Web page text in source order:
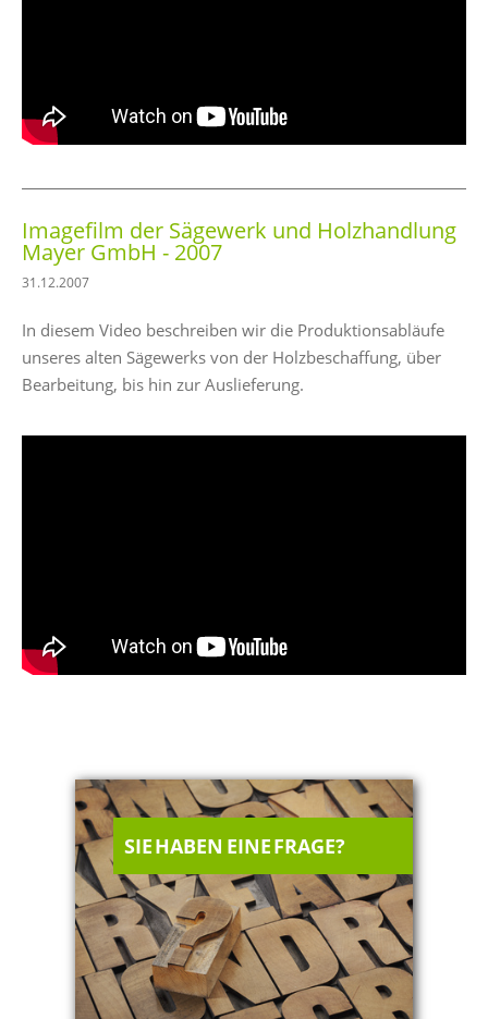
Imagefilm der Sägewerk und Holzhandlung
Mayer GmbH - 2007
31.12.2007
In diesem Video beschreiben wir die Produktionsabläufe
unseres alten Sägewerks von der Holzbeschaffung, über
Bearbeitung, bis hin zur Auslieferung.
SIE HABEN EINE FRAGE?